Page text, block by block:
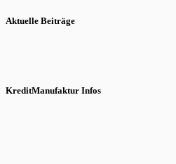
Aktuelle Beiträge
KreditManufaktur Infos